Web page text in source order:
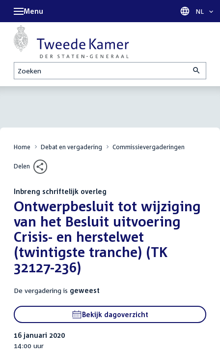
Zoeken
Menu Taal
NL
Home Debat en vergadering Commissievergaderingen
Delen
Inbreng schriftelijk overleg
:Ontwerpbesluit tot wijziging
van het Besluit uitvoering
Crisis- en herstelwet
(twintigste tranche) (TK
32127-236)
De vergadering is geweest
Bekijk dagoverzicht
16 januari 2020
14:00 uur